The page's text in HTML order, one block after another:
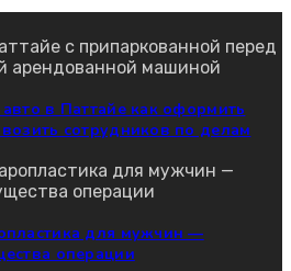
в Паттайе как оформить
сотрудников по делам
для мужчин —
операции